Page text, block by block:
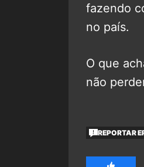
fazendo
no país.
O que
não
REPORTAR